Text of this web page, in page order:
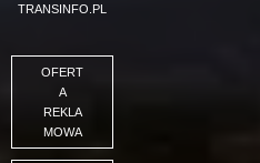
TRANSINFO.PL
OFERT
A
REKLA
MOWA